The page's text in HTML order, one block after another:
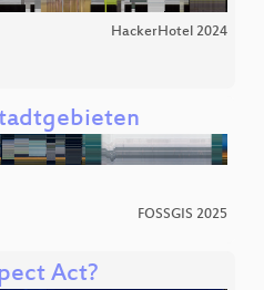
HackerHotel 2024
FOSSGIS 2025
Act?